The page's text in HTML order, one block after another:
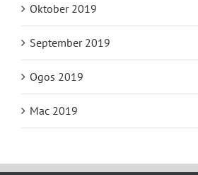
Oktober 2019
September 2019
Ogos 2019
Mac 2019